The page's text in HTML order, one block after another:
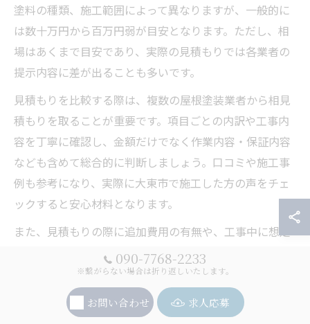
塗料の種類、施工範囲によって異なりますが、一般的に
は数十万円から百万円弱が目安となります。ただし、相
場はあくまで目安であり、実際の見積もりでは各業者の
提示内容に差が出ることも多いです。
見積もりを比較する際は、複数の屋根塗装業者から相見
積もりを取ることが重要です。項目ごとの内訳や工事内
容を丁寧に確認し、金額だけでなく作業内容・保証内容
なども含めて総合的に判断しましょう。口コミや施工事
例も参考になり、実際に大東市で施工した方の声をチェ
ックすると安心材料となります。
また、見積もりの際に追加費用の有無や、工事中に想定
外の修繕が必要になった場合の対応方法も確認しておく
と、後々のトラブル回避につながります。費用の安さだ
けに着目せず、信頼できる業者選びが重要です。
090-7768-2233
※繋がらない場合は折り返しいたします。
お問い合わせ 求人応募